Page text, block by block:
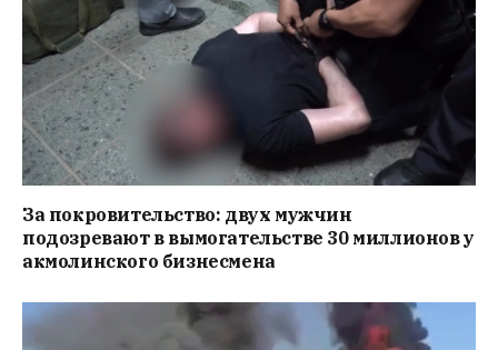
За покровительство: двух мужчин
подозревают в вымогательстве 30 миллионов у
акмолинского бизнесмена